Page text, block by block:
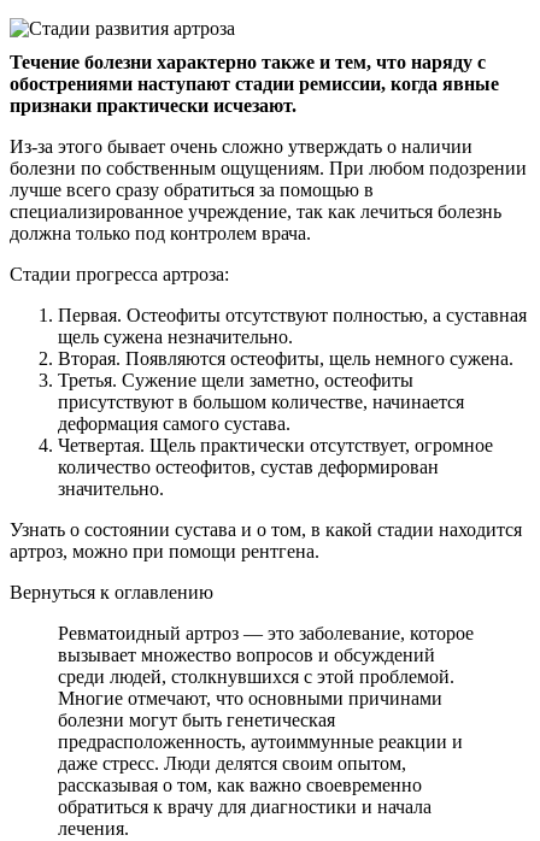
Течение болезни характерно также и тем, что наряду с
обострениями наступают стадии ремиссии, когда явные
признаки практически исчезают.
Из-за этого бывает очень сложно утверждать о наличии
болезни по собственным ощущениям. При любом подозрении
лучше всего сразу обратиться за помощью в
специализированное учреждение, так как лечиться болезнь
должна только под контролем врача.
Стадии прогресса артроза:
Первая. Остеофиты отсутствуют полностью, а суставная
щель сужена незначительно.
Вторая. Появляются остеофиты, щель немного сужена.
Третья. Сужение щели заметно, остеофиты
присутствуют в большом количестве, начинается
деформация самого сустава.
Четвертая. Щель практически отсутствует, огромное
количество остеофитов, сустав деформирован
значительно.
Узнать о состоянии сустава и о том, в какой стадии находится
артроз, можно при помощи рентгена.
Вернуться к оглавлению
Ревматоидный артроз — это заболевание, которое
вызывает множество вопросов и обсуждений
среди людей, столкнувшихся с этой проблемой.
Многие отмечают, что основными причинами
болезни могут быть генетическая
предрасположенность, аутоиммунные реакции и
даже стресс. Люди делятся своим опытом,
рассказывая о том, как важно своевременно
обратиться к врачу для диагностики и начала
лечения.